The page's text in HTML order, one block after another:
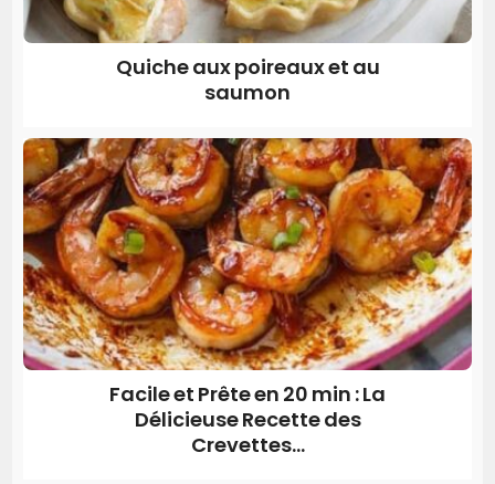
Quiche aux poireaux et au
saumon
Facile et Prête en 20 min : La
Délicieuse Recette des
Crevettes...